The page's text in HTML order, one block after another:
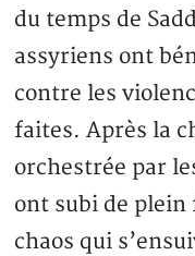
du temps de
assyriens ont
contre les
faites. Après la
orchestrée par
ont subi de plein
chaos qui